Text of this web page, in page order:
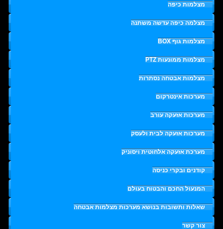
מצלמות כיפה
מצלמה כיפה עדשה משתנה
מצלמות גוף BOX
מצלמות ממונעות PTZ
מצלמות אבטחה נסתרות
מערכות אינטרקום
מערכות אזעקה עורב
מערכות אזעקה לבית ולעסק
מערכת אזעקה אלחוטית ויסוניק
קודנים ובקרי כניסה
המנעול החכם והבטוח בעולם
שאלות ותשובות בנושא מערכות מצלמות אבטחה
צור קשר